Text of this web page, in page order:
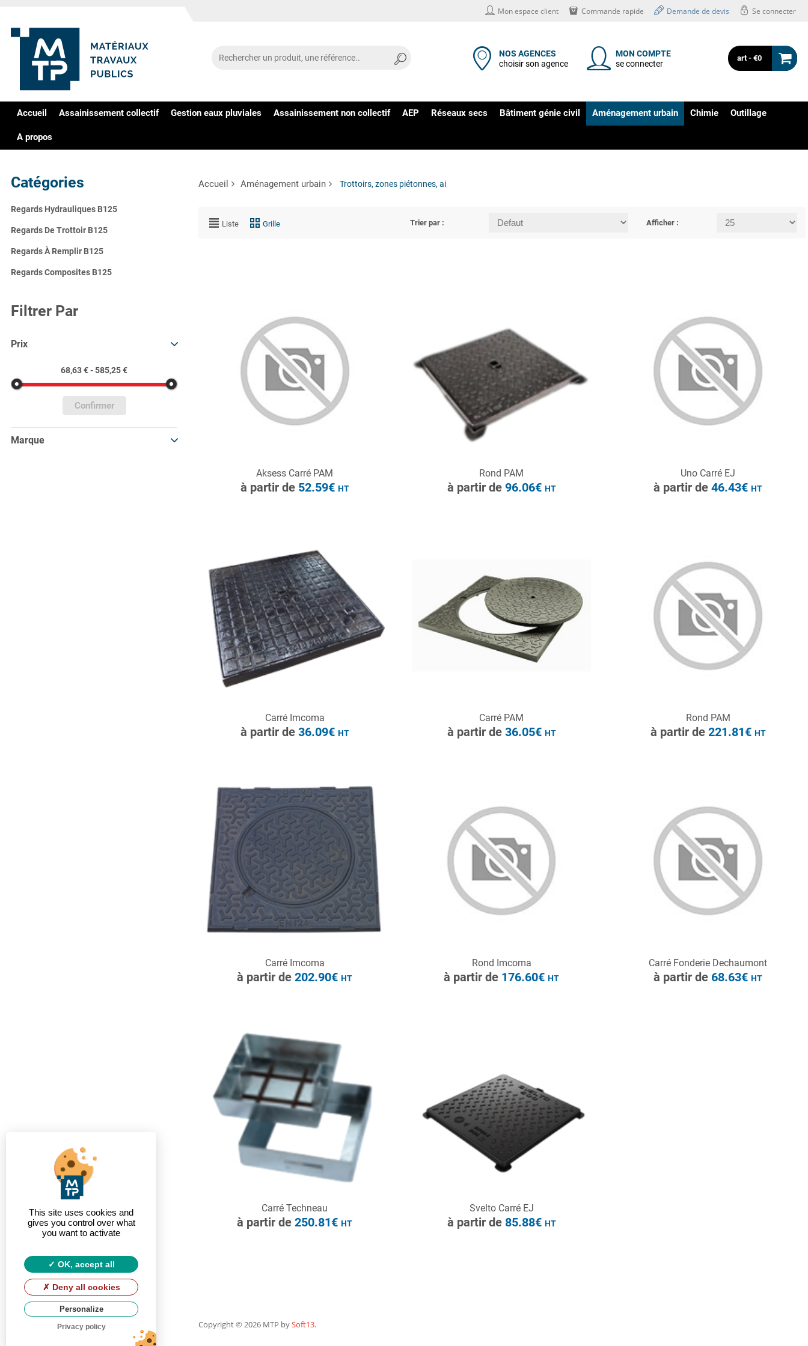
Mon espace client Commande rapide Demande de devis Se connecter
NOS AGENCES
choisir son agence
MON COMPTE
se connecter
art - €0
Accueil Assainissement collectif Gestion eaux pluviales Assainissement non collectif AEP Réseaux secs Bâtiment génie civil Aménagement urbain Chimie Outillage
A propos
Catégories
Regards Hydrauliques B125
Regards De Trottoir B125
Regards À Remplir B125
Regards Composites B125
Filtrer Par
Prix
68,63 € - 585,25 €
Confirmer
Marque
Accueil Aménagement urbain Trottoirs, zones piétonnes, ai
Liste Grille Trier par : Afficher :
Aksess Carré PAM
à partir de 52.59€ HT
Demande de devis
Rond PAM
à partir de 96.06€ HT
Demande de devis
Uno Carré EJ
à partir de46.43€HT
Demande de devis
Carré Imcoma
à partir de 36.09€ HT
Demande de devis
Carré PAM
à partir de 36.05€ HT
Demande de devis
Rond PAM
à partir de 221.81€ HT
Demande de devis
Carré Imcoma
à partir de202.90€HT
Demande de devis
Rond Imcoma
à partir de 176.60€HT
Demande de devis
Carré Fonderie Dechaumont
à partir de 68.63€HT
Demande de devis
Carré Techneau
à partir de250.81€HT
Demande de devis
Svelto Carré EJ
à partir de 85.88€ HT
Demande de devis
Copyright© 2026 MTP bySoft13.
This site uses cookies and
gives you control over what
you want to activate
OK, accept all
Deny all cookies
Personalize
Privacy policy